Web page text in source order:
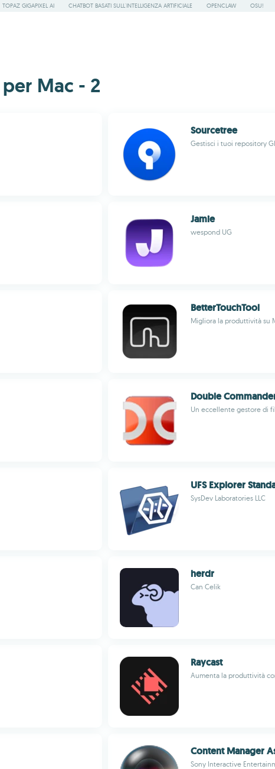
TOPAZ GIGAPIXEL AI CHATBOT BASATI SULL'INTELLIGENZA ARTIFICIALE OPENCLAW OSU!
Mac - 2
Sourcetree
Gestisci i tuoi repository
Jamie
wespond UG
BetterTouchTool
Migliora la produttività su
Double
Un eccellente gestore di
UFS Explorer
SysDev Laboratories LLC
herdr
Can Celik
Raycast
Aumenta la produttività
Content Manager
Sony Interactive